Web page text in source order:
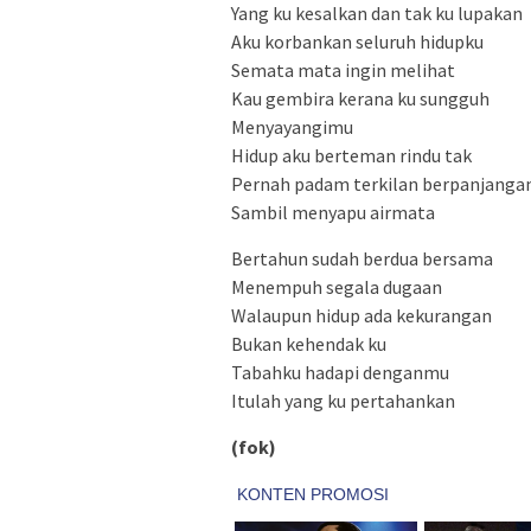
Yang ku kesalkan dan tak ku lupakan
Aku korbankan seluruh hidupku
Semata mata ingin melihat
Kau gembira kerana ku sungguh
Menyayangimu
Hidup aku berteman rindu tak
Pernah padam terkilan
Sambil menyapu airmata
Bertahun sudah berdua bersama
Menempuh segala dugaan
Walaupun hidup ada kekurangan
Bukan kehendak ku
Tabahku hadapi denganmu
Itulah yang ku pertahankan
(fok)